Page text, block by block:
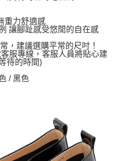
重力舒適感
讓腳趾感受悠閒的自在感
，建議選購平常的尺吋！
服專線，客服人員將貼心建
待的時間)
/ 黑色